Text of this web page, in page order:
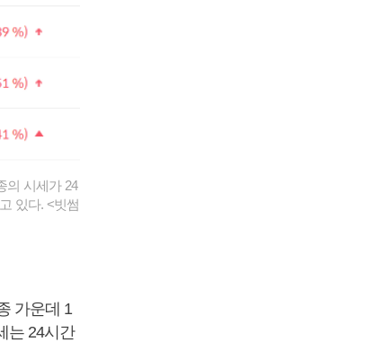
의 시세가 24
있다. <빗썸
가운데 1
는 24시간